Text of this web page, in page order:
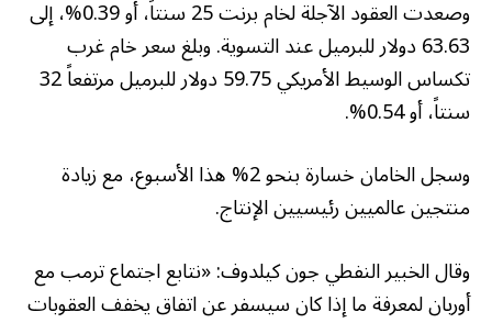
وصعدت العقود الآجلة لخام برنت 25 سنتاً، أو 0.39%، إلى
63.63 دولار للبرميل عند التسوية. وبلغ سعر خام غرب
تكساس الوسيط الأمريكي 59.75 دولار للبرميل مرتفعاً 32
سنتاً، أو 0.54%.
وسجل الخامان خسارة بنحو 2% هذا الأسبوع، مع زيادة
منتجين عالميين رئيسيين الإنتاج.
وقال الخبير النفطي جون كيلدوف: «نتابع اجتماع ترمب مع
أوربان لمعرفة ما إذا كان سيسفر عن اتفاق يخفف العقوبات